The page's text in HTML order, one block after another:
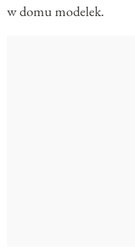
w domu modelek.